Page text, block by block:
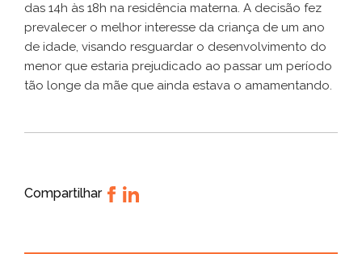
das 14h às 18h na residência materna. A decisão fez
prevalecer o melhor interesse da criança de um ano
de idade, visando resguardar o desenvolvimento do
menor que estaria prejudicado ao passar um período
tão longe da mãe que ainda estava o amamentando.
Compartilhar